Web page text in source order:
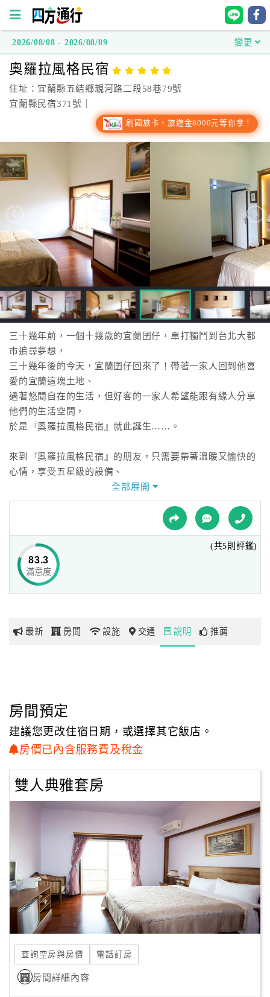
方
通
行
台
直
跟
飯
店
訂
房
HOT
特
色
民
球
網
玩
地
圖
顧
務
滿
意
度
訂
單
管
理
2026/08/08 - 2026/08/09 變更
奧羅拉風格民宿
住址：宜蘭縣五結鄉親河路二段58巷79號
宜蘭縣民宿371號｜
刷國旅卡，旅遊金8000元等你拿！
三十幾年前，一個十幾歲的宜蘭囝仔，單打獨鬥到台北大都
市追尋夢想，
三十幾年後的今天，宜蘭囝仔回來了！帶著一家人回到他喜
愛的宜蘭這塊土地、
過著悠閒自在的生活，但好客的一家人希望能跟有緣人分享
他們的生活空間，
於是『奧羅拉風格民宿』就此誕生……。
來到『奧羅拉風格民宿』的朋友，只需要帶著溫暖又愉快的
心情，享受五星級的設備、
有如朋友般親切的問候以及細心的款待，讓人不自覺陶醉在
優雅的空間裡。典雅的擺飾、
高品味的格調，讓人宛如置身歐洲古堡。
『奧羅拉風格民宿』鄰近許多觀光景點，你可以在國立傳統
藝術中心，享受民間藝術的薰陶；
也可以在南方澳漁港，享受新鮮海產的美味。
全部展開
83.3
滿意度
(共5則評鑑)
最新 房間 設施 交通 說明 推薦
房間預定
建議您更改住宿日期，或選擇其它飯店。
房價已內含服務費及稅金
雙人典雅套房
查詢空房與房價 電話訂房
房間詳細內容